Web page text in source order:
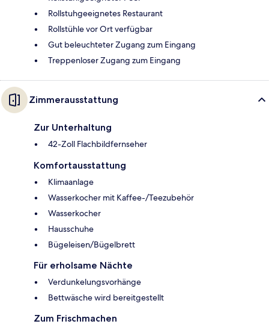
Rollstuhgeeignetes Restaurant
Rollstühle vor Ort verfügbar
Gut beleuchteter Zugang zum Eingang
Treppenloser Zugang zum Eingang
Zimmerausstattung
Zur Unterhaltung
42-Zoll Flachbildfernseher
Komfortausstattung
Klimaanlage
Wasserkocher mit Kaffee-/Teezubehör
Wasserkocher
Hausschuhe
Bügeleisen/Bügelbrett
Für erholsame Nächte
Verdunkelungsvorhänge
Bettwäsche wird bereitgestellt
Zum Frischmachen